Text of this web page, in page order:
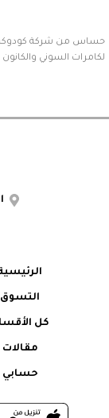
حساس من شركة
لكامرات السوني والكانون
التسوق
كل
مقالات
حسابي